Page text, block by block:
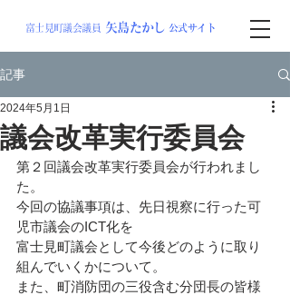
富士見町議会議員 矢島たかし 公式サイト
記事
議会改革実行委員会
2024年5月1日
第２回議会改革実行委員会が行われまし
た。
今回の協議事項は、先日視察に行った可
児市議会のICT化を
富士見町議会として今後どのように取り
組んでいくかについて。
また、町消防団の三役含む分団長の皆様